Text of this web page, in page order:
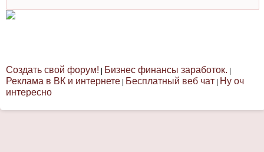
Создать свой форум! | Бизнес финансы заработок. |
Реклама в ВК и интернете | Бесплатный веб чат | Ну оч
интересно